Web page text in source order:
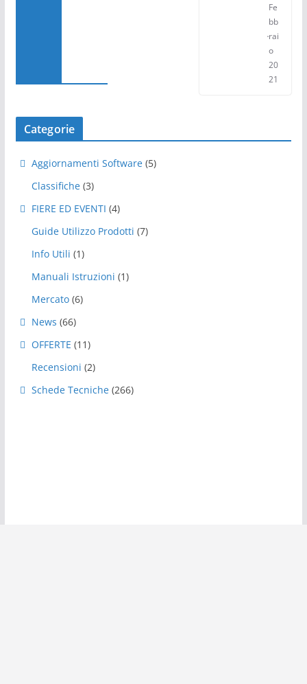
Fe
bb
rai
o
20
21
Categorie
Aggiornamenti Software (5)
Classifiche (3)
FIERE ED EVENTI (4)
Guide Utilizzo Prodotti (7)
Info Utili (1)
Manuali Istruzioni (1)
Mercato (6)
News (66)
OFFERTE (11)
Recensioni (2)
Schede Tecniche (266)